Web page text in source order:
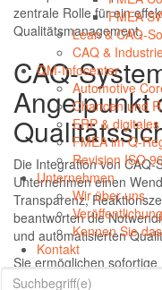
FMEA
Lean & CAQ-
CAQ &
QM-Infocenter
Automotive
Chancen und
ERP &
FMEA im Q-
Revision ISO
Unternehmen
Wir über uns
Kennen Sie
Kontakt
zentrale Rolle für ein
Qualitätsmanagement.
CAQ-
Angelpunkt
Die Integration von
Unternehmen einen
Transparenz,
beantworten die
und automatisierten
Sie ermöglichen
und -analyse sowie